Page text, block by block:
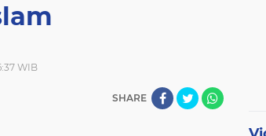
WIB
SHARE